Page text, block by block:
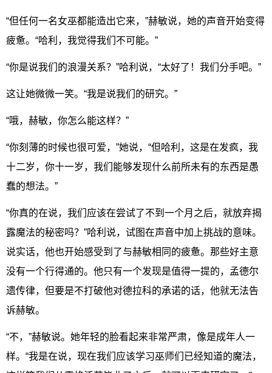
“但任何一名女巫都能造出它来，”赫敏说，她的声音开始变得
疲惫。“哈利，我觉得我们不可能。”
“你是说我们的浪漫关系？”哈利说，“太好了！我们分手吧。”
这让她微微一笑。“我是说我们的研究。”
“哦，赫敏，你怎么能这样？”
“你刻薄的时候也很可爱，”她说，“但哈利，这是在发疯，我
十二岁，你十一岁，我们能够发现什么前所未有的东西是愚
蠢的想法。”
“你真的在说，我们应该在尝试了不到一个月之后，就放弃揭
露魔法的秘密吗？”哈利说，试图在声音中加上挑战的意味。
说实话，他也开始感受到了与赫敏相同的疲惫。那些好主意
没有一个行得通的。他只有一个发现是值得一提的，孟德尔
遗传律，但要是不打破他对德拉科的承诺的话，他就无法告
诉赫敏。
“不，”赫敏说。她年轻的脸看起来非常严肃，像是成年人一
样。“我是在说，现在我们应该学习巫师们已经知道的魔法，